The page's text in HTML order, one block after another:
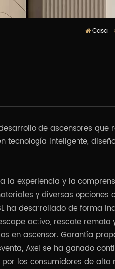
Casa
de ascensores que
tecnología inteligente,
la experiencia y la
y diversas opciones
ha desarrollado de forma
activo, rescate remoto
en ascensor. Garantía
Axel se ha ganado
los consumidores de alto